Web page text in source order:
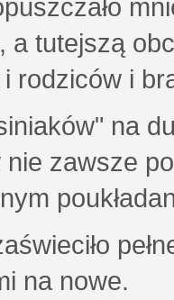
a tutejszą
rodziców i
na
zawsze
na nowe.